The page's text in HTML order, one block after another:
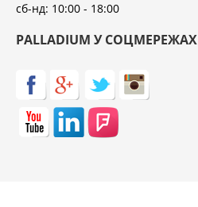
сб-нд: 10:00 - 18:00
PALLADIUM У СОЦМЕРЕЖАХ